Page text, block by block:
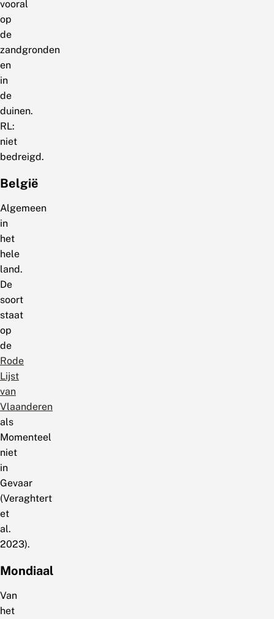
vooral
op
de
zandgronden
en
in
de
duinen.
RL:
niet
bedreigd.
België
Algemeen
in
het
hele
land.
De
soort
staat
op
de
Rode
Lijst
van
Vlaanderen
als
Momenteel
niet
in
Gevaar
(Veraghtert
et
al.
2023).
Mondiaal
Van
het